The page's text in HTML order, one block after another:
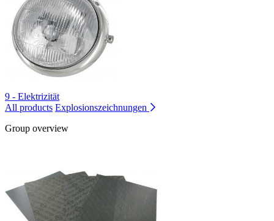
9 - Elektrizität
All products Explosionszeichnungen
Group overview